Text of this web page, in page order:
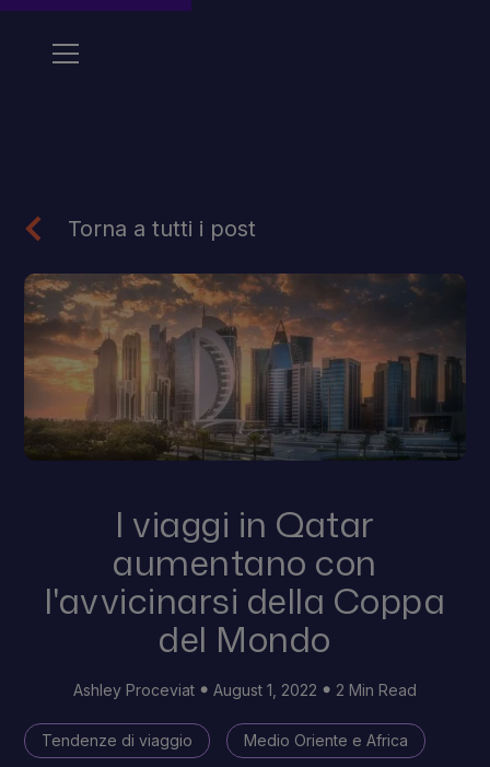
Torna a tutti i post
I viaggi in Qatar
aumentano con
l'avvicinarsi della Coppa
del Mondo
Ashley Proceviat August 1, 2022 2 Min Read
Tendenze di viaggio Medio Oriente e Africa